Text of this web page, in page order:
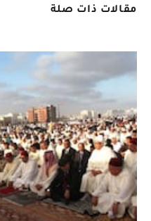
مقالات ذات صلة